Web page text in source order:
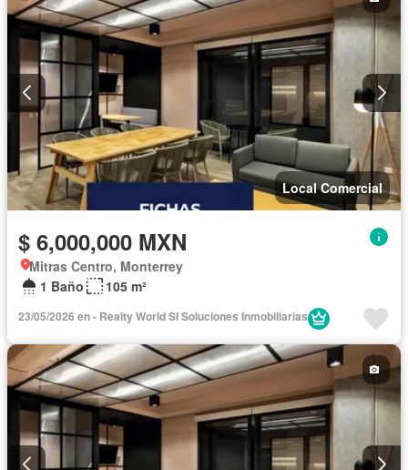
Local Comercial
$ 6,000,000 MXN
Mitras Centro, Monterrey
1 Baño
105 m²
23/05/2026 en - Realty World SI Soluciones Inmobiliarias